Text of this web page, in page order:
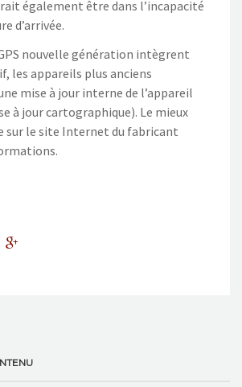
également être dans l’incapacité
d’arrivée.
nouvelle génération intègrent
les appareils plus anciens
mise à jour interne de l’appareil
à jour cartographique). Le mieux
sur le site Internet du fabricant